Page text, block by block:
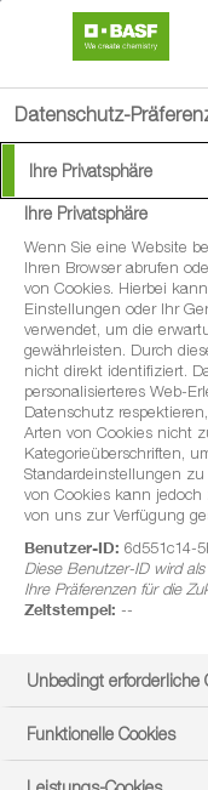
Datenschutz-
Ihre Privatsphäre
Ihre Privatsphäre
Wenn Sie eine Website
Ihren Browser abrufen
von Cookies. Hierbei
Einstellungen oder Ihr
verwendet, um die
gewährleisten. Durch
nicht direkt identifiziert.
personalisierteres Web-
Datenschutz
Arten von Cookies nicht
Kategorieüberschriften,
Standardeinstellungen
von Cookies kann
von uns zur Verfügung
Benutzer-ID: 6d551c14-
Diese Benutzer-ID wird
Ihre Präferenzen für die
Zeitstempel: --
Unbedingt erforderliche
Funktionelle Cookies